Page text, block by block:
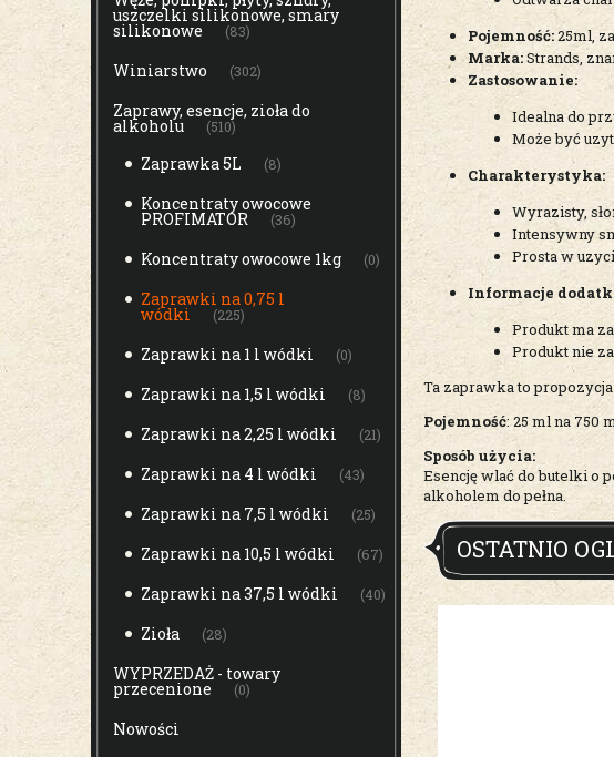
uszczelki silikonowe, smary
silikonowe (83)
Winiarstwo (302)
Zaprawy, esencje, zioła do
alkoholu (510)
Zaprawka 5L (8)
Koncentraty owocowe
PROFIMATOR (36)
Koncentraty owocowe 1kg (0)
Zaprawki na 0,75 l
wódki (225)
Zaprawki na 1 l wódki (0)
Zaprawki na 1,5 l wódki (8)
Zaprawki na 2,25 l wódki (21)
Zaprawki na 4 l wódki (43)
Zaprawki na 7,5 l wódki (25)
Zaprawki na 10,5 l wódki (67)
Zaprawki na 37,5 l wódki (40)
Zioła (28)
WYPRZEDAŻ - towary
przecenione (0)
Nowości
Pojemność:25ml,
Marka:Strands,
Zastosowanie:
Idealna do
Może być
Charakterystyka:
Wyrazisty,
Intensywny
Prosta w
Informacje
Produkt ma
Produkt nie
Ta zaprawka to
Pojemność: 25 ml na 750
Sposób użycia:
Esencję wlać do butelki o
alkoholem do pełna.
OSTATNIO